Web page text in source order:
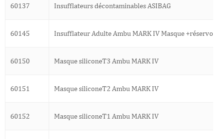
60137 Insufflateurs décontaminables ASIBAG
60145 Insufflateur Adulte Ambu MARK IV Masque
60150 Masque siliconeT3 Ambu MARK IV
60151 Masque siliconeT2 Ambu MARK IV
60152 Masque siliconeT1 Ambu MARK IV